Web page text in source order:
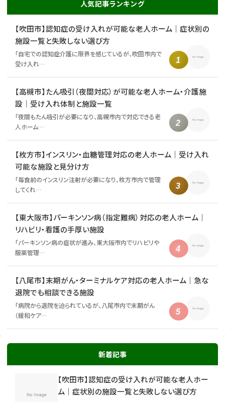
人気記事ランキング
【吹田市】認知症の受け入れが可能な老人ホーム｜症状別の
施設一覧と失敗しない選び方
「自宅での認知症介護に限界を感じているが、吹田市内で
受け入れ…
【高槻市】たん吸引（夜間対応）が可能な老人ホーム・介護施
設｜受け入れ体制と施設一覧
「夜間もたん吸引が必要になり、高槻市内で対応できる老
人ホーム…
【枚方市】インスリン・血糖管理対応の老人ホーム｜受け入れ
可能な施設と見分け方
「毎食前のインスリン注射が必要になり、枚方市内で管理
してくれ…
【東大阪市】パーキンソン病（指定難病）対応の老人ホーム｜
リハビリ・看護の手厚い施設
「パーキンソン病の症状が進み、東大阪市内でリハビリや
服薬管理…
【八尾市】末期がん・ターミナルケア対応の老人ホーム｜急な
退院でも相談できる施設
「病院から退院を迫られているが、八尾市内で末期がん
（緩和ケア…
新着記事
【吹田市】認知症の受け入れが可能な老人ホー
ム｜症状別の施設一覧と失敗しない選び方